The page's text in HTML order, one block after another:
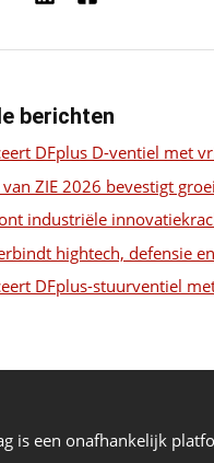
berichten
DFplus D-ventiel met
ZIE 2026 bevestigt
industriële
hightech, defensie
DFplus-stuurventiel
is een onafhankelijk